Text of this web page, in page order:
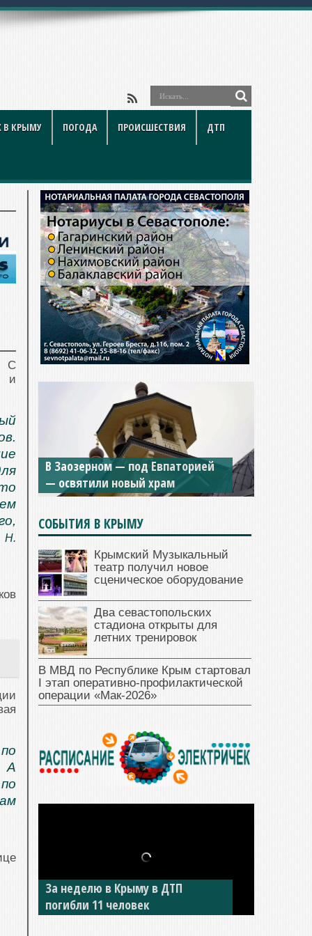
В КРЫМУ ПОГОДА ПРОИСШЕСТВИЯ ДТП
С
и
Н.
А
В Заозерном — под Евпаторией
— освятили новый храм
СОБЫТИЯ В КРЫМУ
Крымский Музыкальный
театр получил новое
сценическое оборудование
Два севастопольских
стадиона открыты для
летних тренировок
В МВД по Республике Крым стартовал
I этап оперативно‑профилактической
операции «Мак‑2026»
За неделю в Крыму в ДТП
погибли 11 человек